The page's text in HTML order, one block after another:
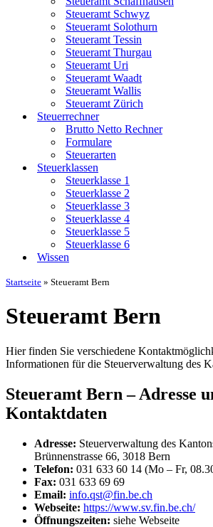
Steueramt Schwyz
Steueramt Solothurn
Steueramt Tessin
Steueramt Thurgau
Steueramt Uri
Steueramt Waadt
Steueramt Wallis
Steueramt Zürich
Steuerrechner
Brutto Netto Rechner
Formulare
Steuerarten
Steuerklassen
Steuerklasse 1
Steuerklasse 2
Steuerklasse 3
Steuerklasse 4
Steuerklasse 5
Steuerklasse 6
Wissen
Startseite » Steueramt Bern
Steueramt Bern
Hier finden Sie verschiedene
Informationen für die Steuerverwaltung des
Steueramt Bern – Adresse
Kontaktdaten
Adresse: Steuerverwaltung des
Brünnenstrasse 66, 3018 Bern
Telefon: 031 633 60 14 (Mo – Fr,
Fax: 031 633 69 69
Email: info.qst@fin.be.ch
Webseite: https://www.sv.fin.be.ch/
Öffnungszeiten: siehe Webseite